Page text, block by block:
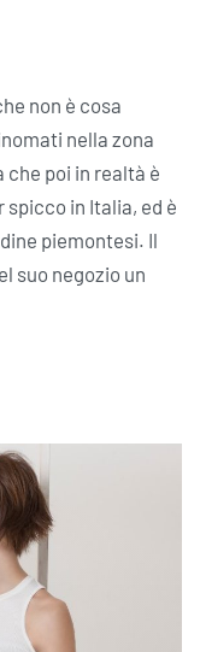
non è cosa
nella zona
poi in realtà è
in Italia, ed è
piemontesi. Il
suo negozio un